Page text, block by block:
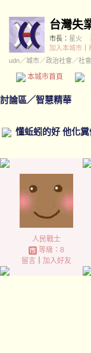
台灣失
市長： 星火
加入本城市
udn／城市／政治社會 ／社
本城市首頁
討論區／智慧精華
懂蚯蚓的好 他化
人民戰士
等級：8
留言｜ 加入好友